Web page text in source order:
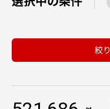
絞